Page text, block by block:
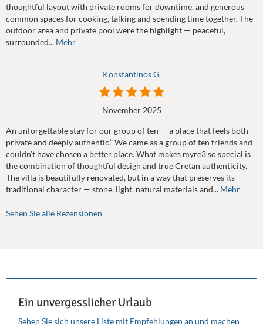
thoughtful layout with private rooms for downtime, and generous
common spaces for cooking, talking and spending time together. The
outdoor area and private pool were the highlight — peaceful,
surrounded... Mehr
Konstantinos G.
November 2025
An unforgettable stay for our group of ten — a place that feels both
private and deeply authentic.” We came as a group of ten friends and
couldn’t have chosen a better place. What makes myre3 so special is
the combination of thoughtful design and true Cretan authenticity.
The villa is beautifully renovated, but in a way that preserves its
traditional character — stone, light, natural materials and... Mehr
Sehen Sie alle Rezensionen
Ein unvergesslicher Urlaub
Sehen Sie sich unsere Liste mit Empfehlungen an und machen